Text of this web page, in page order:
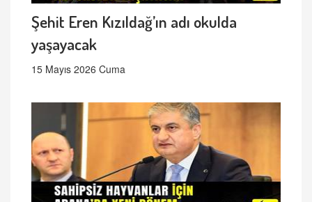
Şehit Eren Kızıldağ’ın adı okulda
yaşayacak
15 Mayıs 2026 Cuma